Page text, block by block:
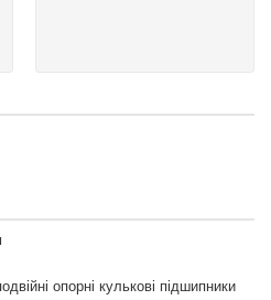
опорні кулькові підшипники